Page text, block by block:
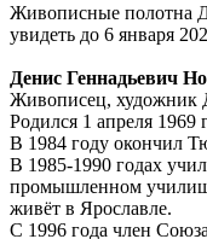
Живописные полотна
увидеть до 6 января
Денис Геннадьевич
Живописец, художник
Родился 1 апреля 1969
В 1984 году окончил
В 1985-1990 годах
промышленном
живёт в Ярославле.
С 1996 года член